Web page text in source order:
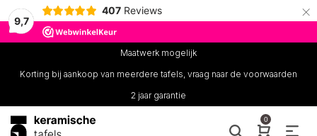
9,7
407 Reviews ×
Maatwerk mogelijk
Korting bij aankoop van meerdere tafels, vraag naar de voorwaarden
2 jaar garantie
0